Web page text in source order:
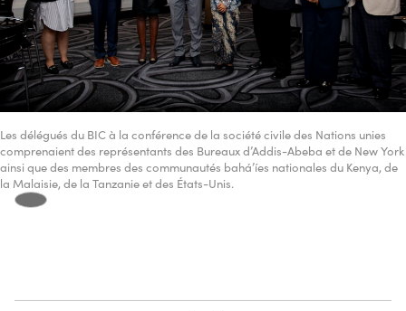
Les délégués du BIC à la conférence de la société civile des Nations unies
comprenaient des représentants des Bureaux d’Addis-Abeba et de New York
ainsi que des membres des communautés bahá’íes nationales du Kenya, de
la Malaisie, de la Tanzanie et des États-Unis.